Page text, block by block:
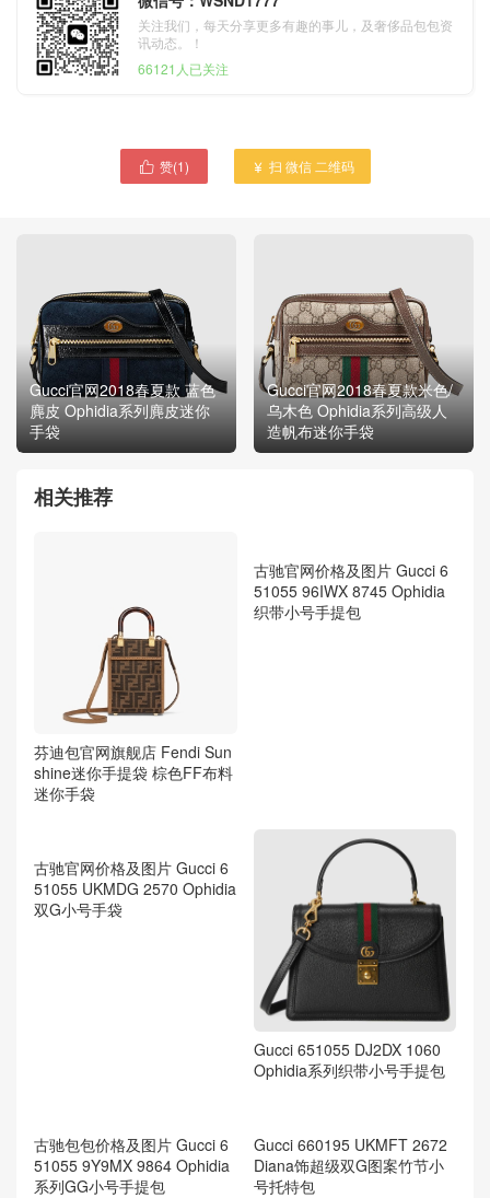
关注我们，每天分享更多有趣的事儿，及奢侈品包包资
讯动态。！
66121人已关注
 赞(1)  扫 微信 二维码
Gucci官网2018春夏款 蓝色
麂皮 Ophidia系列麂皮迷你
手袋
Gucci官网2018春夏款米色/
乌木色 Ophidia系列高级人
造帆布迷你手袋
相关推荐
芬迪包官网旗舰店 Fendi Sun
shine迷你手提袋 棕色FF布料
迷你手袋
Gucci 651055 DJ2DX 1060
Ophidia系列织带小号手提包
古驰包包价格及图片 Gucci 6
51055 9Y9MX 9864 Ophidia